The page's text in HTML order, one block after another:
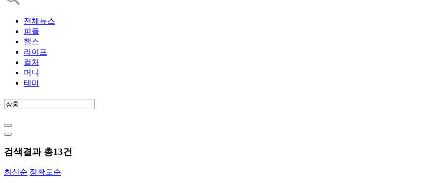
전체뉴스
피플
헬스
라이프
컬처
머니
테마
검색결과 총13건
최신순 정확도순